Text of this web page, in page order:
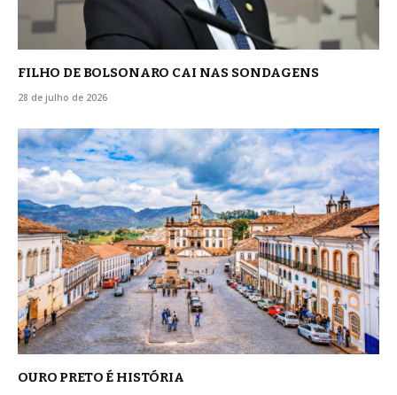
FILHO DE BOLSONARO CAI NAS SONDAGENS
28 de julho de 2026
OURO PRETO É HISTÓRIA